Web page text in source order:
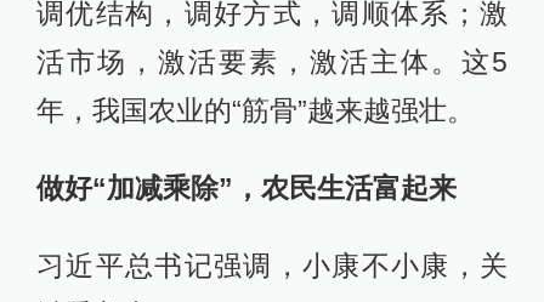
调优结构，调好方式，调顺体系；激
活市场，激活要素，激活主体。这5
年，我国农业的“筋骨”越来越强壮。
做好“加减乘除”，农民生活富起来
习近平总书记强调，小康不小康，关